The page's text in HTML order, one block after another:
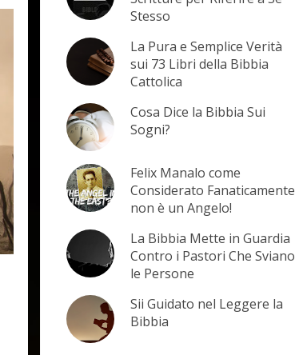
Stesso
La Pura e Semplice Verità
sui 73 Libri della Bibbia
Cattolica
Cosa Dice la Bibbia Sui
Sogni?
Felix Manalo come
Considerato Fanaticamente
non è un Angelo!
La Bibbia Mette in Guardia
Contro i Pastori Che Sviano
le Persone
Sii Guidato nel Leggere la
Bibbia